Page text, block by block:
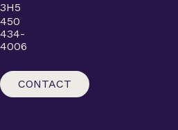
3H5
450
434-
4006
CONTACT